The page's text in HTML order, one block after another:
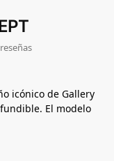
icónico de Gallery
El modelo